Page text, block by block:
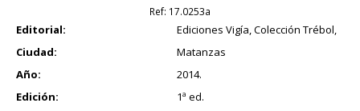
Ref: 17.0253a
Editorial:
Ediciones Vigía, Colección Trébol,
Ciudad:
Matanzas
Año:
2014.
Edición:
1ª ed.